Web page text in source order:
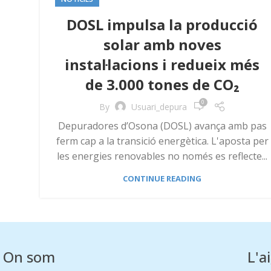
DOSL impulsa la producció
solar amb noves
instal·lacions i redueix més
de 3.000 tones de CO₂
By Usuari_depura 0
Depuradores d’Osona (DOSL) avança amb pas
ferm cap a la transició energètica. L'aposta per
les energies renovables no només es reflecte...
CONTINUE READING
On som